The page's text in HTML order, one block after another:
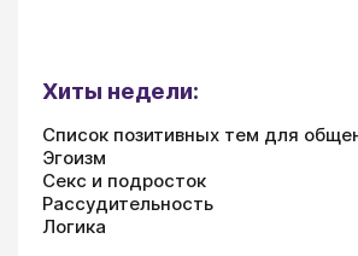
Хиты недели:
Список позитивных тем для
Эгоизм
Секс и подросток
Рассудительность
Логика